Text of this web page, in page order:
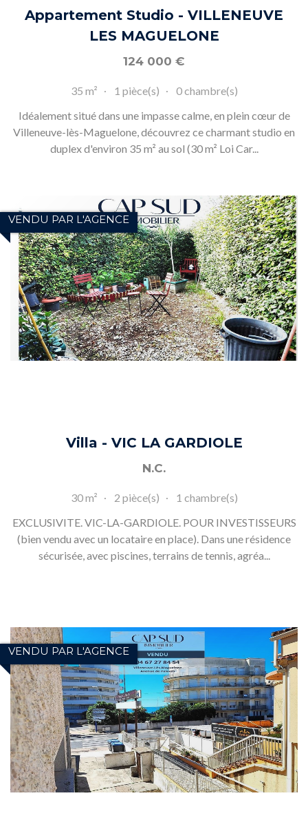
Appartement Studio - VILLENEUVE
LES MAGUELONE
124 000 €
35 m² 1 pièce(s)
0 chambre(s)
Idéalement situé dans une impasse calme, en plein cœur de
Villeneuve-lès-Maguelone, découvrez ce charmant studio en
duplex d'environ 35 m² au sol (30 m² Loi Car...
VENDU PAR L'AGENCE
Villa - VIC LA GARDIOLE
N.C.
30 m² 2 pièce(s)
1 chambre(s)
EXCLUSIVITE. VIC-LA-GARDIOLE. POUR INVESTISSEURS
(bien vendu avec un locataire en place). Dans une résidence
sécurisée, avec piscines, terrains de tennis, agréa...
VENDU PAR L'AGENCE